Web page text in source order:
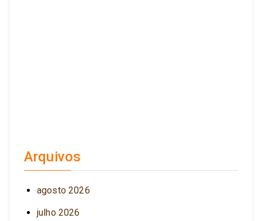
Arquivos
agosto 2026
julho 2026